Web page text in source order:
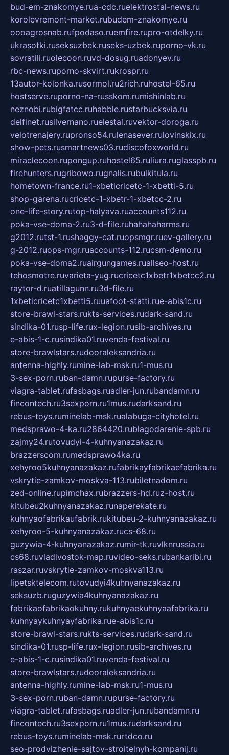
bud-em-znakomye.rua-cdc.ruelektrostal-news.ru
korolevremont-market.rubudem-znakomye.ru
oooagrosnab.rufpodaso.ruemfire.rupro-otdelky.ru
ukrasotki.ruseksuzbek.ruseks-uzbek.ruporno-vk.ru
sovratili.ruolecoon.ruvd-dosug.ruadonyev.ru
rbc-news.ruporno-skvirt.rukrospr.ru
13autor-kolonka.rusormol.ru2rich.ruhostel-65.ru
hostserve.ruporno-na-russkom.rumishinlab.ru
neznobi.rubigfatcc.ruhabble.rustarbucksvia.ru
delfinet.rusilvernano.ruelestal.ruvektor-doroga.ru
velotrenajery.rupronso54.rulenasever.rulovinskix.ru
show-pets.rusmartnews03.rudiscofoxworld.ru
miraclecoon.rupongup.ruhostel65.ruliura.ruglasspb.ru
firehunters.rugribowo.rugnalis.rubulkitula.ru
hometown-france.ru1-xbeticricetc-1-xbetti-5.ru
shop-garena.rucricetc-1-xbetr-1-xbetcc-2.ru
one-life-story.rutop-halyava.ruaccounts112.ru
poka-vse-doma-2.ru3-d-file.ruhahahaharms.ru
g2012.rutst-1.rushaggy-cat.ruopsmgr.ruev-gallery.ru
g-2012.ruops-mgr.ruaccounts-112.rucsm-demo.ru
poka-vse-doma2.ruairgungames.ruallseo-host.ru
tehosmotre.ruvarieta-yug.rucricetc1xbetr1xbetcc2.ru
raytor-d.ruatillagunn.ru3d-file.ru
1xbeticricetc1xbetti5.ruuafoot-statti.rue-abis1c.ru
store-brawl-stars.rukts-services.rudark-sand.ru
sindika-01.rusp-life.rux-legion.rusib-archives.ru
e-abis-1-c.rusindika01.ruvenda-festival.ru
store-brawlstars.rudooraleksandria.ru
antenna-highly.rumine-lab-msk.ru1-mus.ru
3-sex-porn.ruban-damn.rupurse-factory.ru
viagra-tablet.rufasbags.ruadler-jun.rubandamn.ru
fincontech.ru3sexporn.ru1mus.rudarksand.ru
rebus-toys.ruminelab-msk.rualabuga-cityhotel.ru
medsprawo-4-ka.ru2864420.rublagodarenie-spb.ru
zajmy24.rutovudyi-4-kuhnyanazakaz.ru
brazzerscom.rumedsprawo4ka.ru
xehyroo5kuhnyanazakaz.rufabrikayfabrikaefabrika.ru
vskrytie-zamkov-moskva-113.rubiletnadom.ru
zed-online.rupimchax.rubrazzers-hd.ruz-host.ru
kitubeu2kuhnyanazakaz.runaperekate.ru
kuhnyaofabrikaufabrik.rukitubeu-2-kuhnyanazakaz.ru
xehyroo-5-kuhnyanazakaz.rucs-68.ru
guzywia-4-kuhnyanazakaz.rumir-tk.ruvlknrussia.ru
cs68.ruvladivostok-map.ruvideo-seks.rubankaribi.ru
raszar.ruvskrytie-zamkov-moskva113.ru
lipetsktelecom.rutovudyi4kuhnyanazakaz.ru
seksuzb.ruguzywia4kuhnyanazakaz.ru
fabrikaofabrikaokuhny.rukuhnyaekuhnyaafabrika.ru
kuhnyaykuhnyayfabrika.rue-abis1c.ru
store-brawl-stars.rukts-services.rudark-sand.ru
sindika-01.rusp-life.rux-legion.rusib-archives.ru
e-abis-1-c.rusindika01.ruvenda-festival.ru
store-brawlstars.rudooraleksandria.ru
antenna-highly.rumine-lab-msk.ru1-mus.ru
3-sex-porn.ruban-damn.rupurse-factory.ru
viagra-tablet.rufasbags.ruadler-jun.rubandamn.ru
fincontech.ru3sexporn.ru1mus.rudarksand.ru
rebus-toys.ruminelab-msk.rurtdco.ru
seo-prodvizhenie-sajtov-stroitelnyh-kompanij.ru